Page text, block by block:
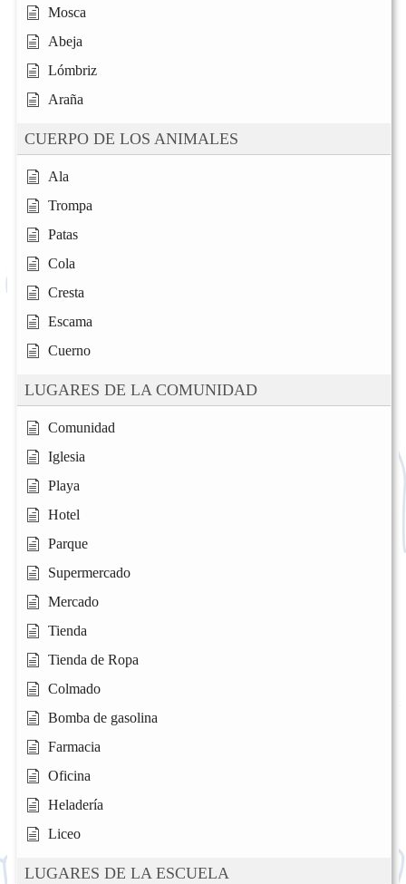
Mosca
Abeja
Lómbriz
Araña
CUERPO DE LOS ANIMALES
Ala
Trompa
Patas
Cola
Cresta
Escama
Cuerno
LUGARES DE LA COMUNIDAD
Comunidad
Iglesia
Playa
Hotel
Parque
Supermercado
Mercado
Tienda
Tienda de Ropa
Colmado
Bomba de gasolina
Farmacia
Oficina
Heladería
Liceo
LUGARES DE LA ESCUELA